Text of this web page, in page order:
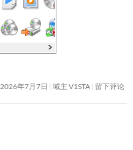
2026年7月7日 域主 V1STA 留下评论